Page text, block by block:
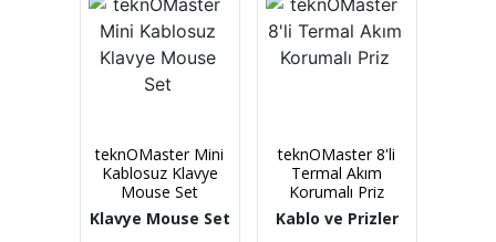
teknOMaster Mini
Kablosuz Klavye
Mouse Set
Klavye Mouse Set
teknOMaster 8'li
Termal Akım
Korumalı Priz
Kablo ve Prizler